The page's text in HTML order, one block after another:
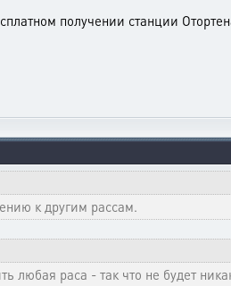
получении станции
к другим рассам.
любая раса - так что не будет